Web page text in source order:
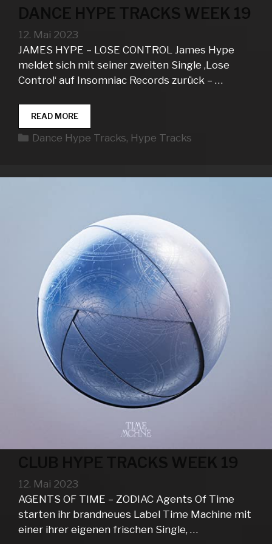
DANCE HYPE TRACKS WEEK 19
12. Mai 2023
JAMES HYPE – LOSE CONTROL James Hype
meldet sich mit seiner zweiten Single ‚Lose
Control‘ auf Insomniac Records zurück – …
READ MOREDANCE
HYPE
TRACKS
Kategorien
Dance Hype Tracks, Hype Tracks
CLUB HYPE TRACKS WEEK 19
12. Mai 2023
AGENTS OF TIME – ZODIAC Agents Of Time
starten ihr brandneues Label Time Machine mit
einer ihrer eigenen frischen Single, …